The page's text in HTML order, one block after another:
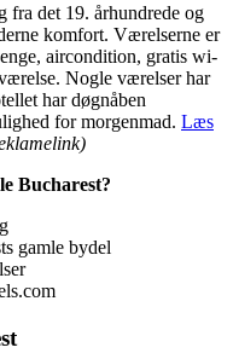
fra det 19. århundrede og
komfort. Værelserne er
aircondition, gratis wi-
Nogle værelser har
har døgnåben
for morgenmad. Læs
Bucharest?
gamle bydel